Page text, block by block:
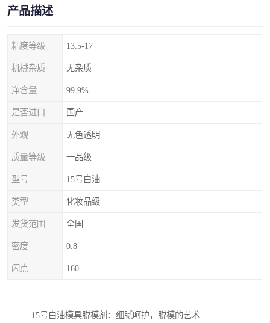
产品描述
粘度等级 13.5-17
机械杂质 无杂质
净含量 99.9%
是否进口 国产
外观 无色透明
质量等级 一品级
型号 15号白油
类型 化妆品级
发货范围 全国
密度 0.8
闪点 160
15号白油模具脱模剂：细腻呵护，脱模的艺术